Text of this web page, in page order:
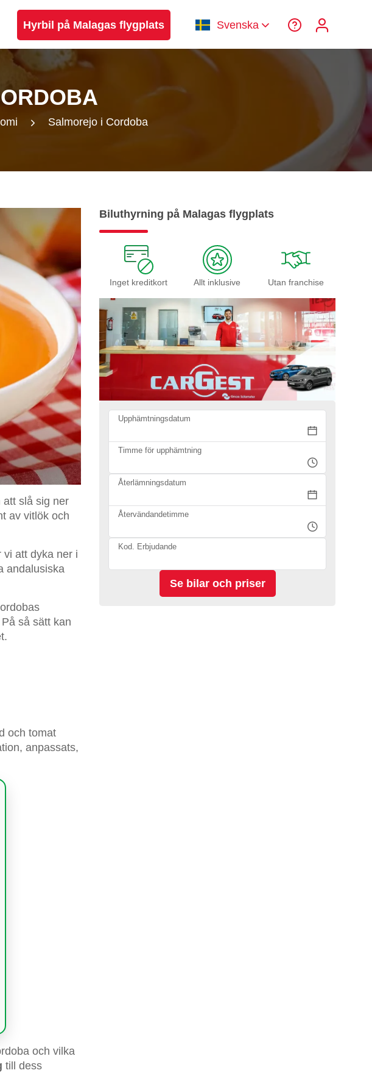
Hyrbil på Malagas flygplats Svenska
Salmorejo i Cordoba
att slå sig ner
av vitlök och
vi att dyka ner i
andalusiska
På så sätt kan
och tomat
anpassats,
och vilka
till dess
Biluthyrning på Malagas flygplats
Inget kreditkort Allt inklusive Utan franchise
Upphämtningsdatum
Timme för upphämtning
Återlämningsdatum
Återvändandetimme
Kod. Erbjudande